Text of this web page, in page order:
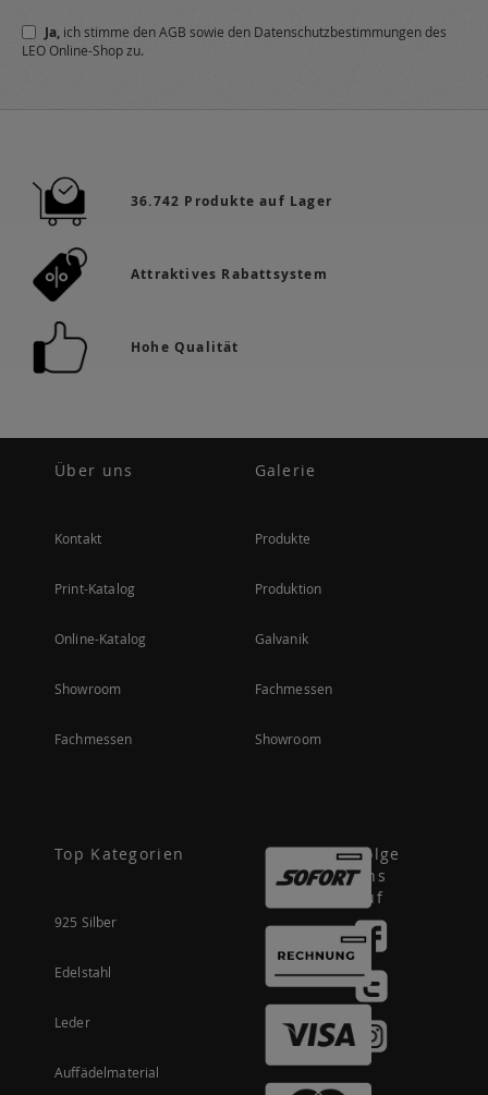
Newsletter
a:
Ja, ich stimme denAGB sowie den Datenschutzbestimmungendes
LEO Online-Shop zu.
36.742 Produkte auf Lager
Attraktives Rabattsystem
Hohe Qualität
Über uns
Kontakt
Print-Katalog
Online-Katalog
Showroom
Fachmessen
Galerie
Produkte
Produktion
Galvanik
Fachmessen
Showroom
Top Kategorien
925 Silber
Edelstahl
Leder
Auffädelmaterial
Folge
uns
auf